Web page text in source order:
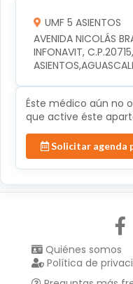
UMF 5 ASIENTOS
AVENIDA NICOLÁS
INFONAVIT,
Éste médico aún no
que active éste
Solicitar agenda
Quiénes somos
Política de